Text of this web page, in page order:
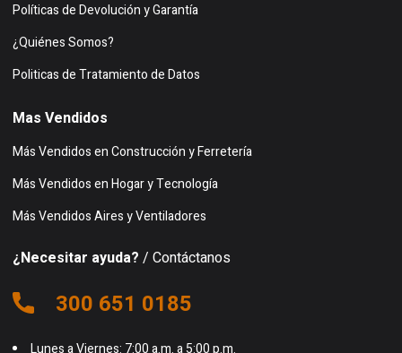
Políticas de Devolución y Garantía
¿Quiénes Somos?
Politicas de Tratamiento de Datos
Mas Vendidos
Más Vendidos en Construcción y Ferretería
Más Vendidos en Hogar y Tecnología
Más Vendidos Aires y Ventiladores
¿Necesitar ayuda? / Contáctanos
300 651 0185
Lunes a Viernes: 7:00 a.m. a 5:00 p.m.